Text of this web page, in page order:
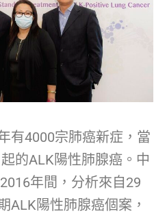
有4000宗肺癌新症，當
的ALK陽性肺腺癌。中
年間，分析來自29
ALK陽性肺腺癌個案，